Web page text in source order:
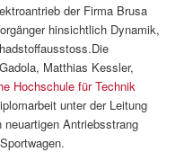
der Firma Brusa
hinsichtlich Dynamik,
Matthias Kessler,
Hochschule für Technik
unter der Leitung
Antriebsstrang